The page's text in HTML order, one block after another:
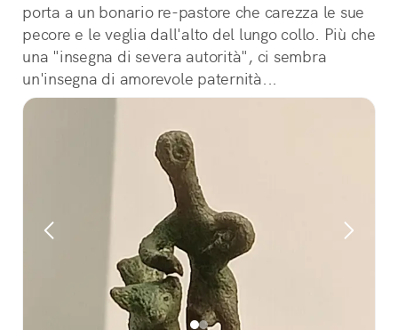
porta a un bonario re-pastore che carezza le sue
pecore e le veglia dall'alto del lungo collo. Più che
una "insegna di severa autorità", ci sembra
un'insegna di amorevole paternità...